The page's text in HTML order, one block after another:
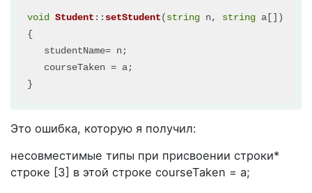
void Student :: setStudent(string n, string a[] )
{
   studentName= n;
   courseTaken = a;
Это ошибка, которую я получил:
несовместимые типы при присвоении строки*
строке [3] в этой строке courseTaken = a;